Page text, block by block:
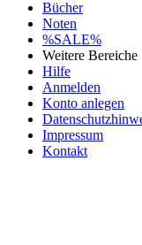
Bücher
Noten
%SALE%
Weitere Bereiche
Hilfe
Anmelden
Konto anlegen
Impressum
Kontakt